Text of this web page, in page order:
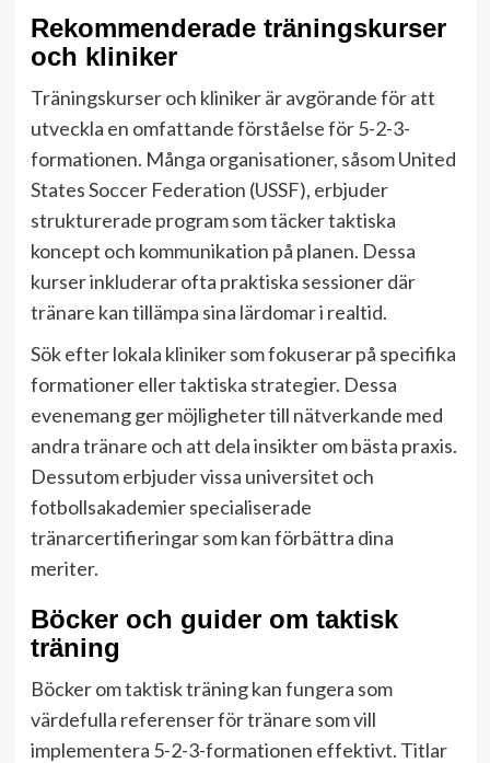
Rekommenderade träningskurser
och kliniker
Träningskurser och kliniker är avgörande för att
utveckla en omfattande förståelse för 5-2-3-
formationen. Många organisationer, såsom United
States Soccer Federation (USSF), erbjuder
strukturerade program som täcker taktiska
koncept och kommunikation på planen. Dessa
kurser inkluderar ofta praktiska sessioner där
tränare kan tillämpa sina lärdomar i realtid.
Sök efter lokala kliniker som fokuserar på specifika
formationer eller taktiska strategier. Dessa
evenemang ger möjligheter till nätverkande med
andra tränare och att dela insikter om bästa praxis.
Dessutom erbjuder vissa universitet och
fotbollsakademier specialiserade
tränarcertifieringar som kan förbättra dina
meriter.
Böcker och guider om taktisk
träning
Böcker om taktisk träning kan fungera som
värdefulla referenser för tränare som vill
implementera 5-2-3-formationen effektivt. Titlar